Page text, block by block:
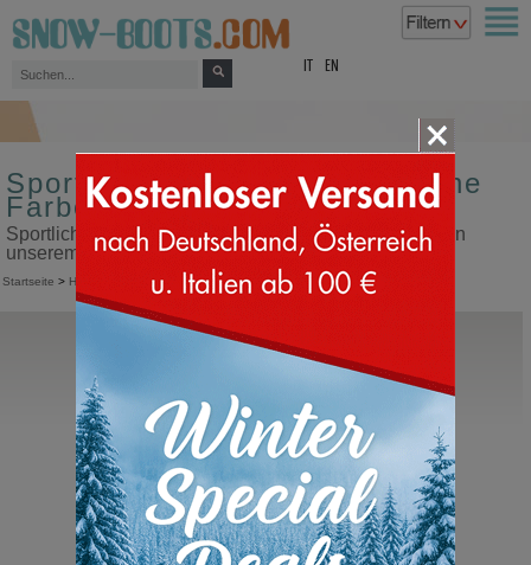
EN
Sportliche Herren Schnürschuhe
Farbe dunkelbraun
Sportliche Herren Schnürschuhe Farbe dunkelbraun in
unserem Snow Boots Online Shop kaufen
Startseite > Herren Sportliche Schuhe>Mit Schnürung
Fracap
M120 Agnello Vintage M
Herrenschuhe halbhoch mit Schnürung